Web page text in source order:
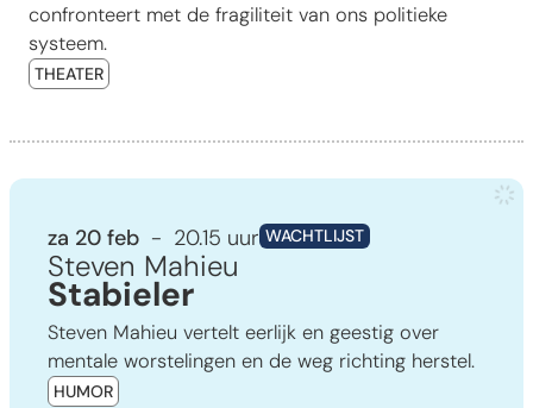
confronteert met de fragiliteit van ons politieke
systeem.
THEATER
za 20 feb 20.15 uur WACHTLIJST
Stabieler
Steven Mahieu
Steven Mahieu vertelt eerlijk en geestig over
mentale worstelingen en de weg richting herstel.
HUMOR